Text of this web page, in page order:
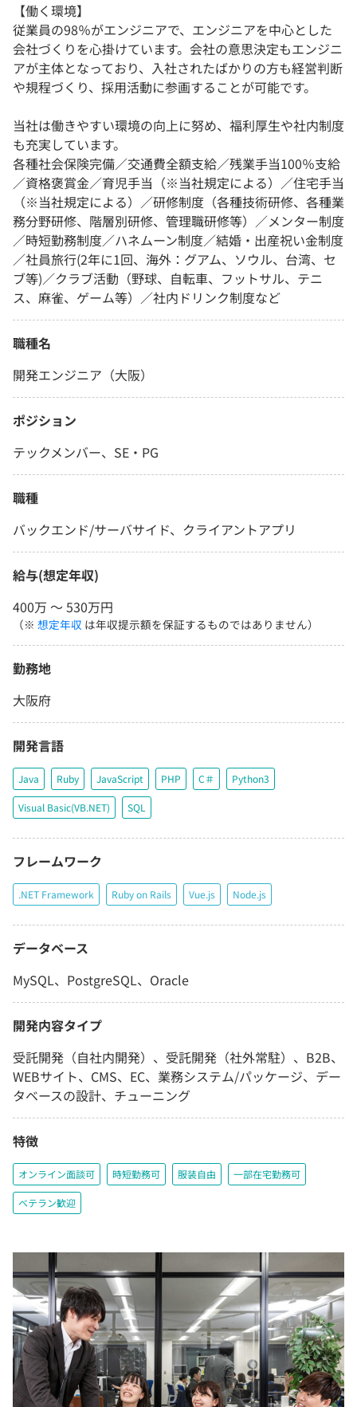
【働く環境】
従業員の98％がエンジニアで、エンジニアを中心とした
会社づくりを心掛けています。会社の意思決定もエンジニ
アが主体となっており、入社されたばかりの方も経営判断
や規程づくり、採用活動に参画することが可能です。
当社は働きやすい環境の向上に努め、福利厚生や社内制度
も充実しています。
各種社会保険完備／交通費全額支給／残業手当100％支給
／資格褒賞金／育児手当（※当社規定による）／住宅手当
（※当社規定による）／研修制度（各種技術研修、各種業
務分野研修、階層別研修、管理職研修等）／メンター制度
／時短勤務制度／ハネムーン制度／結婚・出産祝い金制度
／社員旅行(2年に1回、海外：グアム、ソウル、台湾、セ
ブ等)／クラブ活動（野球、自転車、フットサル、テニ
ス、麻雀、ゲーム等）／社内ドリンク制度など
職種名
開発エンジニア（大阪）
ポジション
テックメンバー、SE・PG
職種
バックエンド/サーバサイド、クライアントアプリ
給与(想定年収)
400万 〜 530万円
（※ 想定年収 は年収提示額を保証するものではありません）
勤務地
大阪府
開発言語
Java Ruby JavaScript PHP C＃ Python3
Visual Basic(VB.NET) SQL
フレームワーク
.NET Framework Ruby on Rails Vue.js Node.js
データベース
MySQL、PostgreSQL、Oracle
開発内容タイプ
受託開発（自社内開発）、受託開発（社外常駐）、B2B、
WEBサイト、CMS、EC、業務システム/パッケージ、デー
タベースの設計、チューニング
特徴
オンライン面談可 時短勤務可 服装自由 一部在宅勤務可
ベテラン歓迎